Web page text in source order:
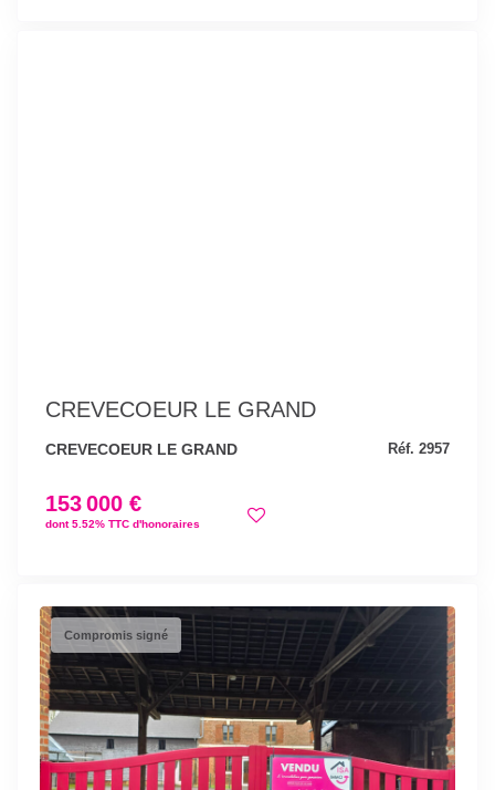
CREVECOEUR LE GRAND
CREVECOEUR LE GRAND Réf. 2957
153 000 €
dont 5.52% TTC d'honoraires
Compromis signé